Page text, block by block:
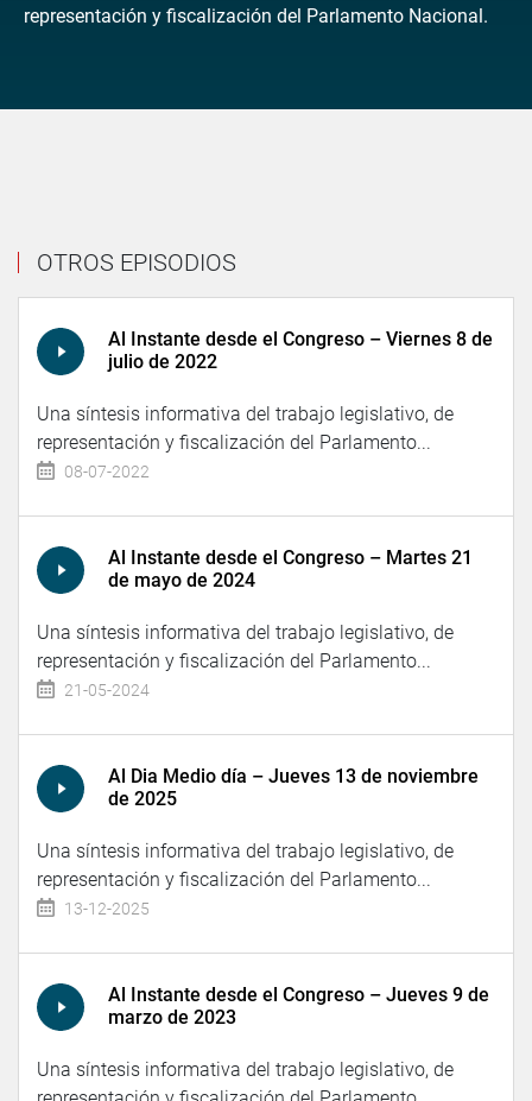
representación y fiscalización del Parlamento Nacional.
OTROS EPISODIOS
Al Instante desde el Congreso – Viernes 8 de
julio de 2022
Una síntesis informativa del trabajo legislativo, de
representación y fiscalización del Parlamento...
08-07-2022
Al Instante desde el Congreso – Martes 21
de mayo de 2024
Una síntesis informativa del trabajo legislativo, de
representación y fiscalización del Parlamento...
21-05-2024
Al Dia Medio día – Jueves 13 de noviembre
de 2025
Una síntesis informativa del trabajo legislativo, de
representación y fiscalización del Parlamento...
13-12-2025
Al Instante desde el Congreso – Jueves 9 de
marzo de 2023
Una síntesis informativa del trabajo legislativo, de